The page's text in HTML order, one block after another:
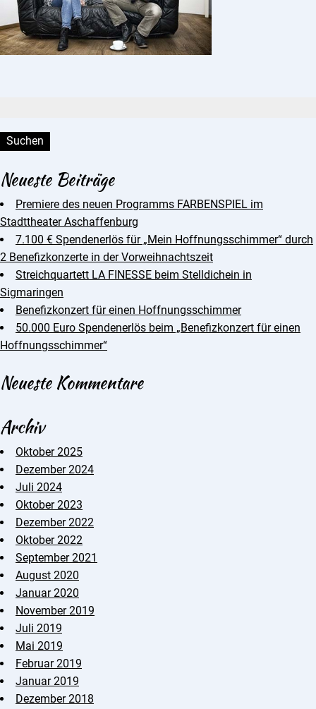
Neueste Beiträge
Premiere des neuen Programms FARBENSPIEL im
Stadttheater Aschaffenburg
7.100 € Spendenerlös für „Mein Hoffnungsschimmer“ durch
2 Benefizkonzerte in der Vorweihnachtszeit
Streichquartett LA FINESSE beim Stelldichein in
Sigmaringen
Benefizkonzert für einen Hoffnungsschimmer
50.000 Euro Spendenerlös beim „Benefizkonzert für einen
Hoffnungsschimmer“
Neueste Kommentare
Archiv
Oktober 2025
Dezember 2024
Juli 2024
Oktober 2023
Dezember 2022
Oktober 2022
September 2021
August 2020
Januar 2020
November 2019
Juli 2019
Mai 2019
Februar 2019
Januar 2019
Dezember 2018